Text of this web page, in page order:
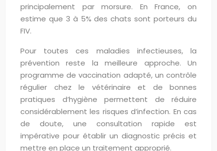
principalement par morsure. En France, on
estime que 3 à 5% des chats sont porteurs du
FIV.
Pour toutes ces maladies infectieuses, la
prévention reste la meilleure approche. Un
programme de vaccination adapté, un contrôle
régulier chez le vétérinaire et de bonnes
pratiques d’hygiène permettent de réduire
considérablement les risques d’infection. En cas
de doute, une consultation rapide est
impérative pour établir un diagnostic précis et
mettre en place un traitement approprié.